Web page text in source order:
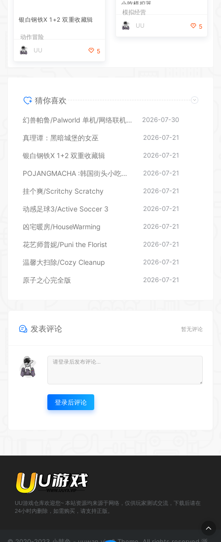
猜你喜欢
银白钢铁X 1+2 双重收藏辑
POJANGMACHA :韩国街头小吃模拟器 2026-07-21
挂个爽/Scritchy Scratchy 2026-07-21
动感足球3/Active Soccer 3 2026-07-21
凶宅暖房/HouseWarming 2026-07-21
花艺师普妮/Puni the Florist 2026-07-21
温馨大扫除/Cozy Cleanup 2026-07-21
原子之心完全版 2026-07-21
发表评论
© 2020-2023 小韩兔 - uuwan.vip & Theme. All rights reserved
ICP备2021000943号-1